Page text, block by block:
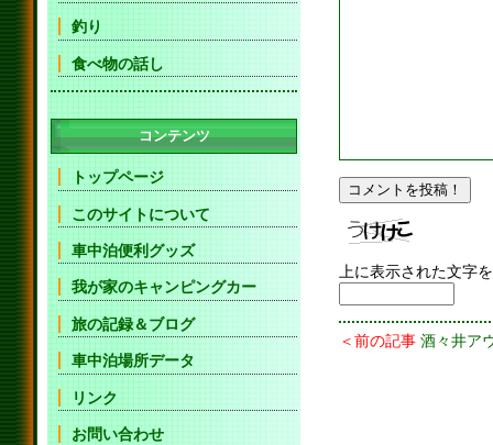
上に表示された文字
＜前の記事 酒々井ア
釣り
食べ物の話し
コンテンツ
トップページ
このサイトについて
車中泊便利グッズ
我が家のキャンピングカー
旅の記録＆ブログ
車中泊場所データ
リンク
お問い合わせ